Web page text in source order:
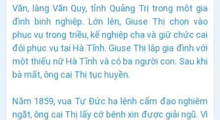
Văn, làng Văn Quy, tỉnh Quảng Trị trong một gia
đình binh nghiệp. Lớn lên, Giuse Thị chọn vào
phục vụ trong triều, kế nghiệp cha và giữ chức cai
đội phục vụ tại Hà Tĩnh. Giuse Thị lập gia đình với
một thiếu nữ Hà Tĩnh và có ba người con. Sau khi
bà mất, ông cai Thị tục huyền.
Năm 1859, vua Tự Đức hạ lệnh cấm đạo nghiêm
ngặt, ông cai Thị lấy cớ bệnh xin được giải ngũ. Vì